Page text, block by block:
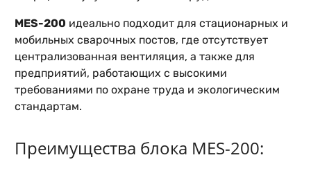
MES-200 идеально подходит для стационарных и
мобильных сварочных постов, где отсутствует
централизованная вентиляция, а также для
предприятий, работающих с высокими
требованиями по охране труда и экологическим
стандартам.
Преимущества блока MES-200: